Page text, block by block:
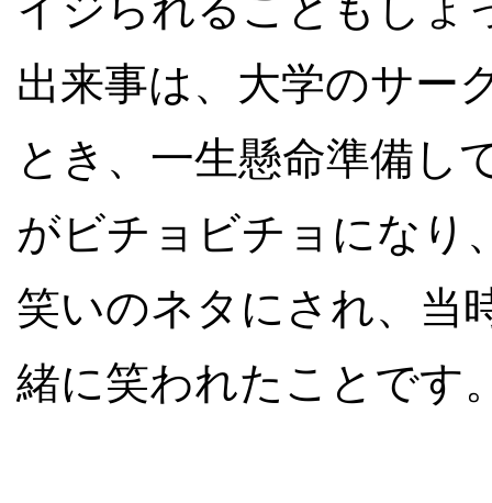
出来事は、大学のサー
とき、一生懸命準備し
がビチョビチョになり
笑いのネタにされ、当
緒に笑われたことです